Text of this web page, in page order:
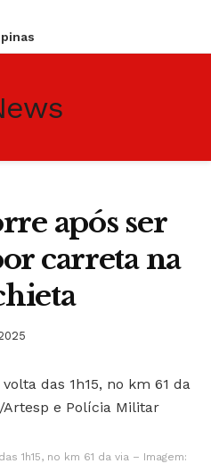
após ser
carreta na
1h15, no km 61 da via – Imagem: